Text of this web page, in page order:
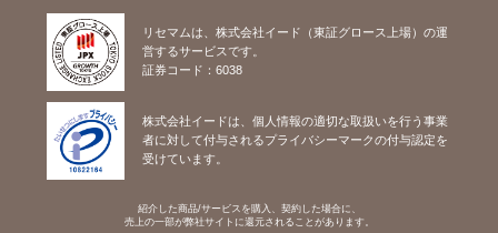
リセマムは、株式会社イード（東証グロース上場）の運
営するサービスです。
証券コード：6038
株式会社イードは、個人情報の適切な取扱いを行う事業
者に対して付与されるプライバシーマークの付与認定を
受けています。
紹介した商品/サービスを購入、契約した場合に、
売上の一部が弊社サイトに還元されることがあります。